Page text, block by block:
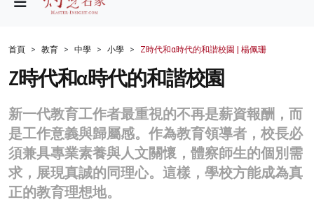
財經
生活
商業
科技
影片
首頁 教育 中學 小學 Z時代和α時代的和諧校園 | 楊佩珊
Z時代和α時代的和諧校園
新一代教育工作者最重視的不再是薪資報酬，而
是工作意義與歸屬感。作為教育領導者，校長必
須兼具專業素養與人文關懷，體察師生的個別需
求，展現真誠的同理心。這樣，學校方能成為真
正的教育理想地。